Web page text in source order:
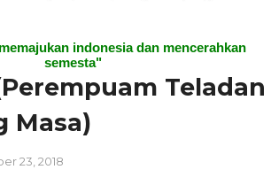
indonesia dan mencerahkan
semesta"
Teladan
Masa)
23, 2018